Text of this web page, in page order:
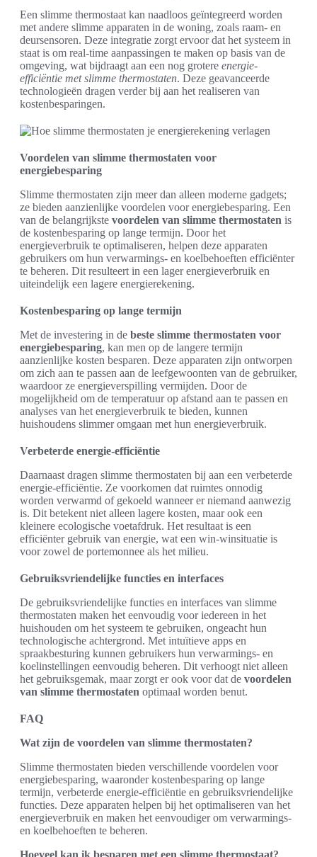
Een slimme thermostaat kan naadloos geïntegreerd worden
met andere slimme apparaten in de woning, zoals raam- en
deursensoren. Deze integratie zorgt ervoor dat het systeem in
staat is om real-time aanpassingen te maken op basis van de
omgeving, wat bijdraagt aan een nog grotere energie-
efficiëntie met slimme thermostaten. Deze geavanceerde
technologieën dragen verder bij aan het realiseren van
kostenbesparingen.
Voordelen van slimme thermostaten voor
energiebesparing
Slimme thermostaten zijn meer dan alleen moderne gadgets;
ze bieden aanzienlijke voordelen voor energiebesparing. Een
van de belangrijkste voordelen van slimme thermostaten is
de kostenbesparing op lange termijn. Door het
energieverbruik te optimaliseren, helpen deze apparaten
gebruikers om hun verwarmings- en koelbehoeften efficiënter
te beheren. Dit resulteert in een lager energieverbruik en
uiteindelijk een lagere energierekening.
Kostenbesparing op lange termijn
Met de investering in de beste slimme thermostaten voor
energiebesparing, kan men op de langere termijn
aanzienlijke kosten besparen. Deze apparaten zijn ontworpen
om zich aan te passen aan de leefgewoonten van de gebruiker,
waardoor ze energieverspilling vermijden. Door de
mogelijkheid om de temperatuur op afstand aan te passen en
analyses van het energieverbruik te bieden, kunnen
huishoudens slimmer omgaan met hun energieverbruik.
Verbeterde energie-efficiëntie
Daarnaast dragen slimme thermostaten bij aan een verbeterde
energie-efficiëntie. Ze voorkomen dat ruimtes onnodig
worden verwarmd of gekoeld wanneer er niemand aanwezig
is. Dit betekent niet alleen lagere kosten, maar ook een
kleinere ecologische voetafdruk. Het resultaat is een
efficiënter gebruik van energie, wat een win-winsituatie is
voor zowel de portemonnee als het milieu.
Gebruiksvriendelijke functies en interfaces
De gebruiksvriendelijke functies en interfaces van slimme
thermostaten maken het eenvoudig voor iedereen in het
huishouden om het systeem te gebruiken, ongeacht hun
technologische achtergrond. Met intuïtieve apps en
spraakbesturing kunnen gebruikers hun verwarmings- en
koelinstellingen eenvoudig beheren. Dit verhoogt niet alleen
het gebruiksgemak, maar zorgt er ook voor dat de voordelen
van slimme thermostaten optimaal worden benut.
FAQ
Wat zijn de voordelen van slimme thermostaten?
Slimme thermostaten bieden verschillende voordelen voor
energiebesparing, waaronder kostenbesparing op lange
termijn, verbeterde energie-efficiëntie en gebruiksvriendelijke
functies. Deze apparaten helpen bij het optimaliseren van het
energieverbruik en maken het eenvoudiger om verwarmings-
en koelbehoeften te beheren.
Hoeveel kan ik besparen met een slimme thermostaat?